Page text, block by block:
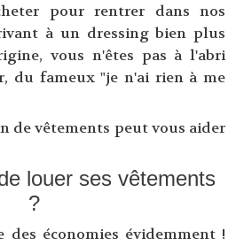
pour rentrer dans nos
à un dressing bien plus
vous n'êtes pas à l'abri
du fameux "je n'ai rien à me
de vêtements peut vous aider
louer ses vêtements
?
des économies évidemment !